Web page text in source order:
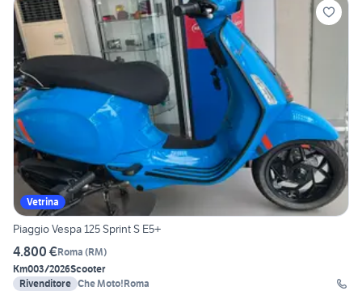
Vetrina
Piaggio Vespa 125 Sprint S E5+
4.800 €Roma (RM)
Km003/2026Scooter
Rivenditore Che Moto!Roma